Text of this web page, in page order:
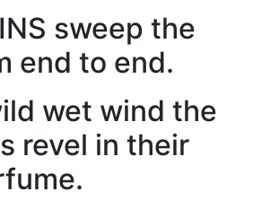
sweep the
end to end.
wet wind the
revel in their